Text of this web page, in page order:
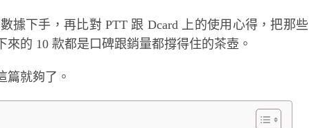
據下手，再比對 PTT 跟 Dcard 上的使用心得，把那些
來的 10 款都是口碑跟銷量都撐得住的茶壺。
篇就夠了。